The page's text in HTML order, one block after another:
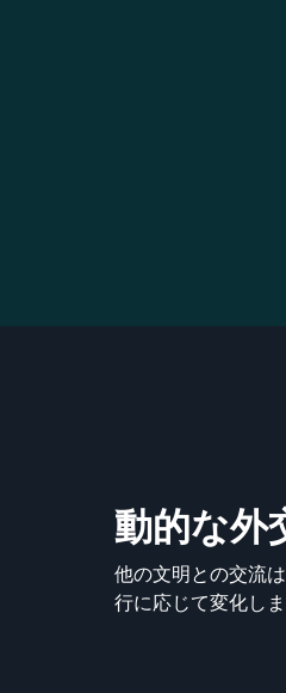
動的な外
他の文明との交流
行に応じて変化しま